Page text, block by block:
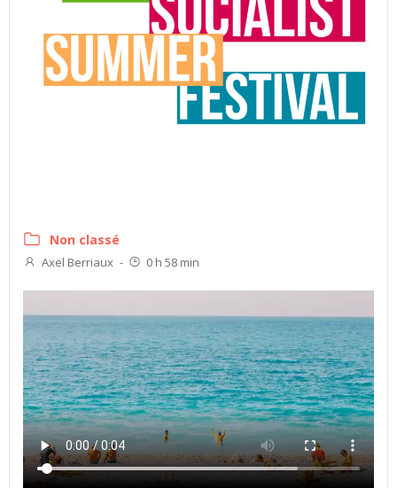
Non classé
Axel Berriaux - 0 h 58 min